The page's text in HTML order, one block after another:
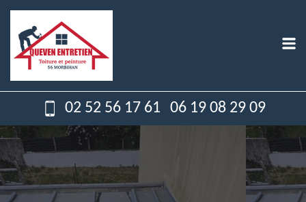
02 52 56 17 61 06 19 08 29 09